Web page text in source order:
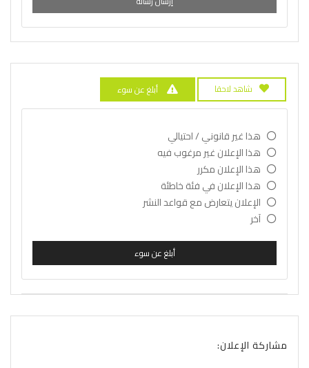
شاهد لاحقا أبلغ عن سوء
هذا غير قانوني / احتيالي
هذا الإعلان غير مرغوب فيه
هذا الإعلان مكرر
هذا الإعلان في فئة خاطئة
الإعلان يتعارض مع قواعد النشر
آخر
أبلغ عن سوء
مشاركة الإعلان: